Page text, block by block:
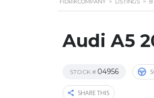
FIDRIKCOMPANY > LISTINGS >
Audi A5
STOCK # 04956
SHARE THIS